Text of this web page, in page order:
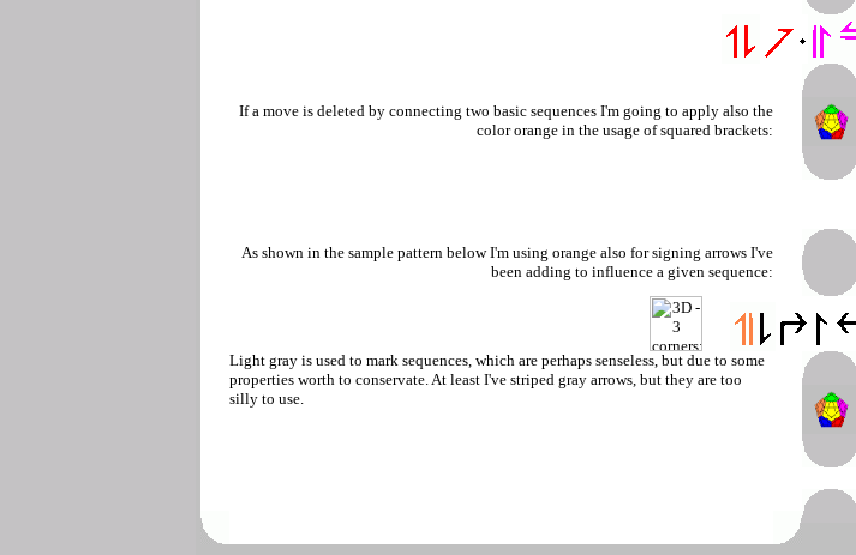
If a move is deleted by connecting two basic sequences I'm going to apply also the
color orange in the usage of squared brackets:
As shown in the sample pattern below I'm using orange also for signing arrows I've
been adding to influence a given sequence:
Light gray is used to mark sequences, which are perhaps senseless, but due to some
properties worth to conservate. At least I've striped gray arrows, but they are too
silly to use.